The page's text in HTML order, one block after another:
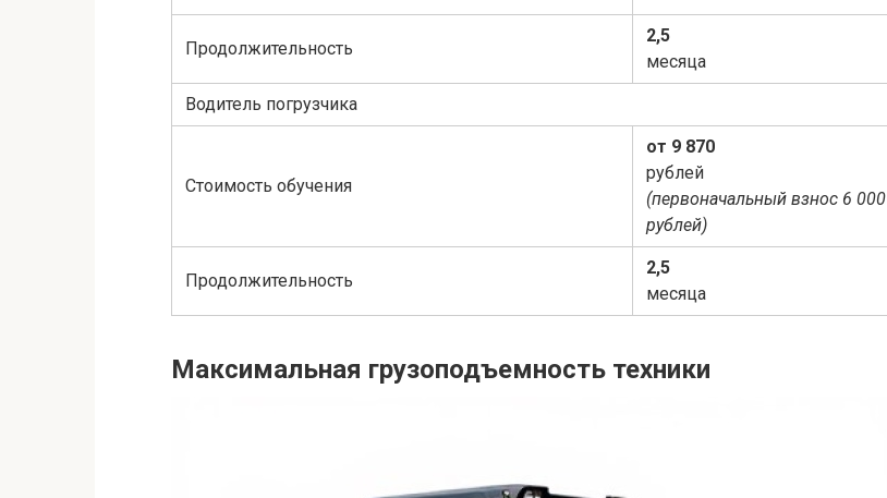
Продолжительность
2,5
месяца
Водитель погрузчика
Стоимость обучения
от 9 870
рублей
(первоначальный взнос 6 000
рублей)
Продолжительность
2,5
месяца
Максимальная грузоподъемность техники